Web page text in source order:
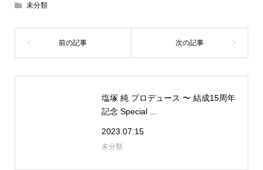
未分類
塩塚 純 プロデュース 〜 結成15周年
記念 Special ...
2023.07.15
未分類